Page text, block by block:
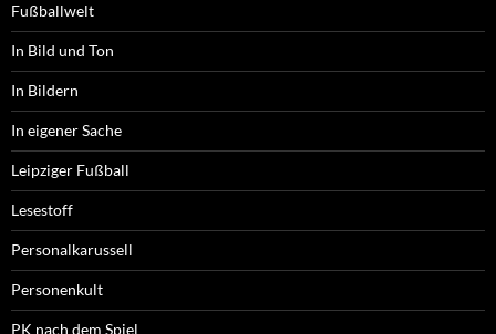
Fußballwelt
In Bild und Ton
In Bildern
In eigener Sache
Leipziger Fußball
Lesestoff
Personalkarussell
Personenkult
PK nach dem Spiel